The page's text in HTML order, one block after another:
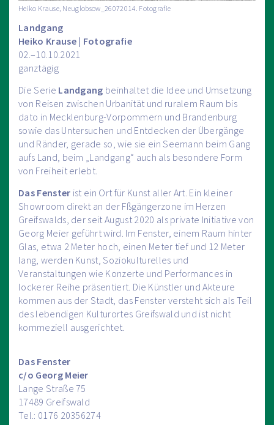
Heiko Krause, Neuglobsow_26072014. Fotografie
Landgang
Heiko Krause | Fotografie
02.–10.10.2021
ganztägig
Die Serie Landgang beinhaltet die Idee und Umsetzung
von Reisen zwischen Urbanität und ruralem Raum bis
dato in Mecklenburg-Vorpommern und Brandenburg
sowie das Untersuchen und Entdecken der Übergänge
und Ränder, gerade so, wie sie ein Seemann beim Gang
aufs Land, beim „Landgang“ auch als besondere Form
von Freiheit erlebt.
Das Fenster ist ein Ort für Kunst aller Art. Ein kleiner
Showroom direkt an der Fßgängerzone im Herzen
Greifswalds, der seit August 2020 als private Initiative von
Georg Meier geführt wird. Im Fenster, einem Raum hinter
Glas, etwa 2 Meter hoch, einen Meter tief und 12 Meter
lang, werden Kunst, Soziokulturelles und
Veranstaltungen wie Konzerte und Performances in
lockerer Reihe präsentiert. Die Künstler und Akteure
kommen aus der Stadt, das Fenster versteht sich als Teil
des lebendigen Kulturortes Greifswald und ist nicht
kommeziell ausgerichtet.
Das Fenster
c/o Georg Meier
Lange Straße 75
17489 Greifswald
Tel.: 0176 20356274